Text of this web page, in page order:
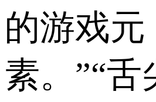
的游戏元
素。”“舌